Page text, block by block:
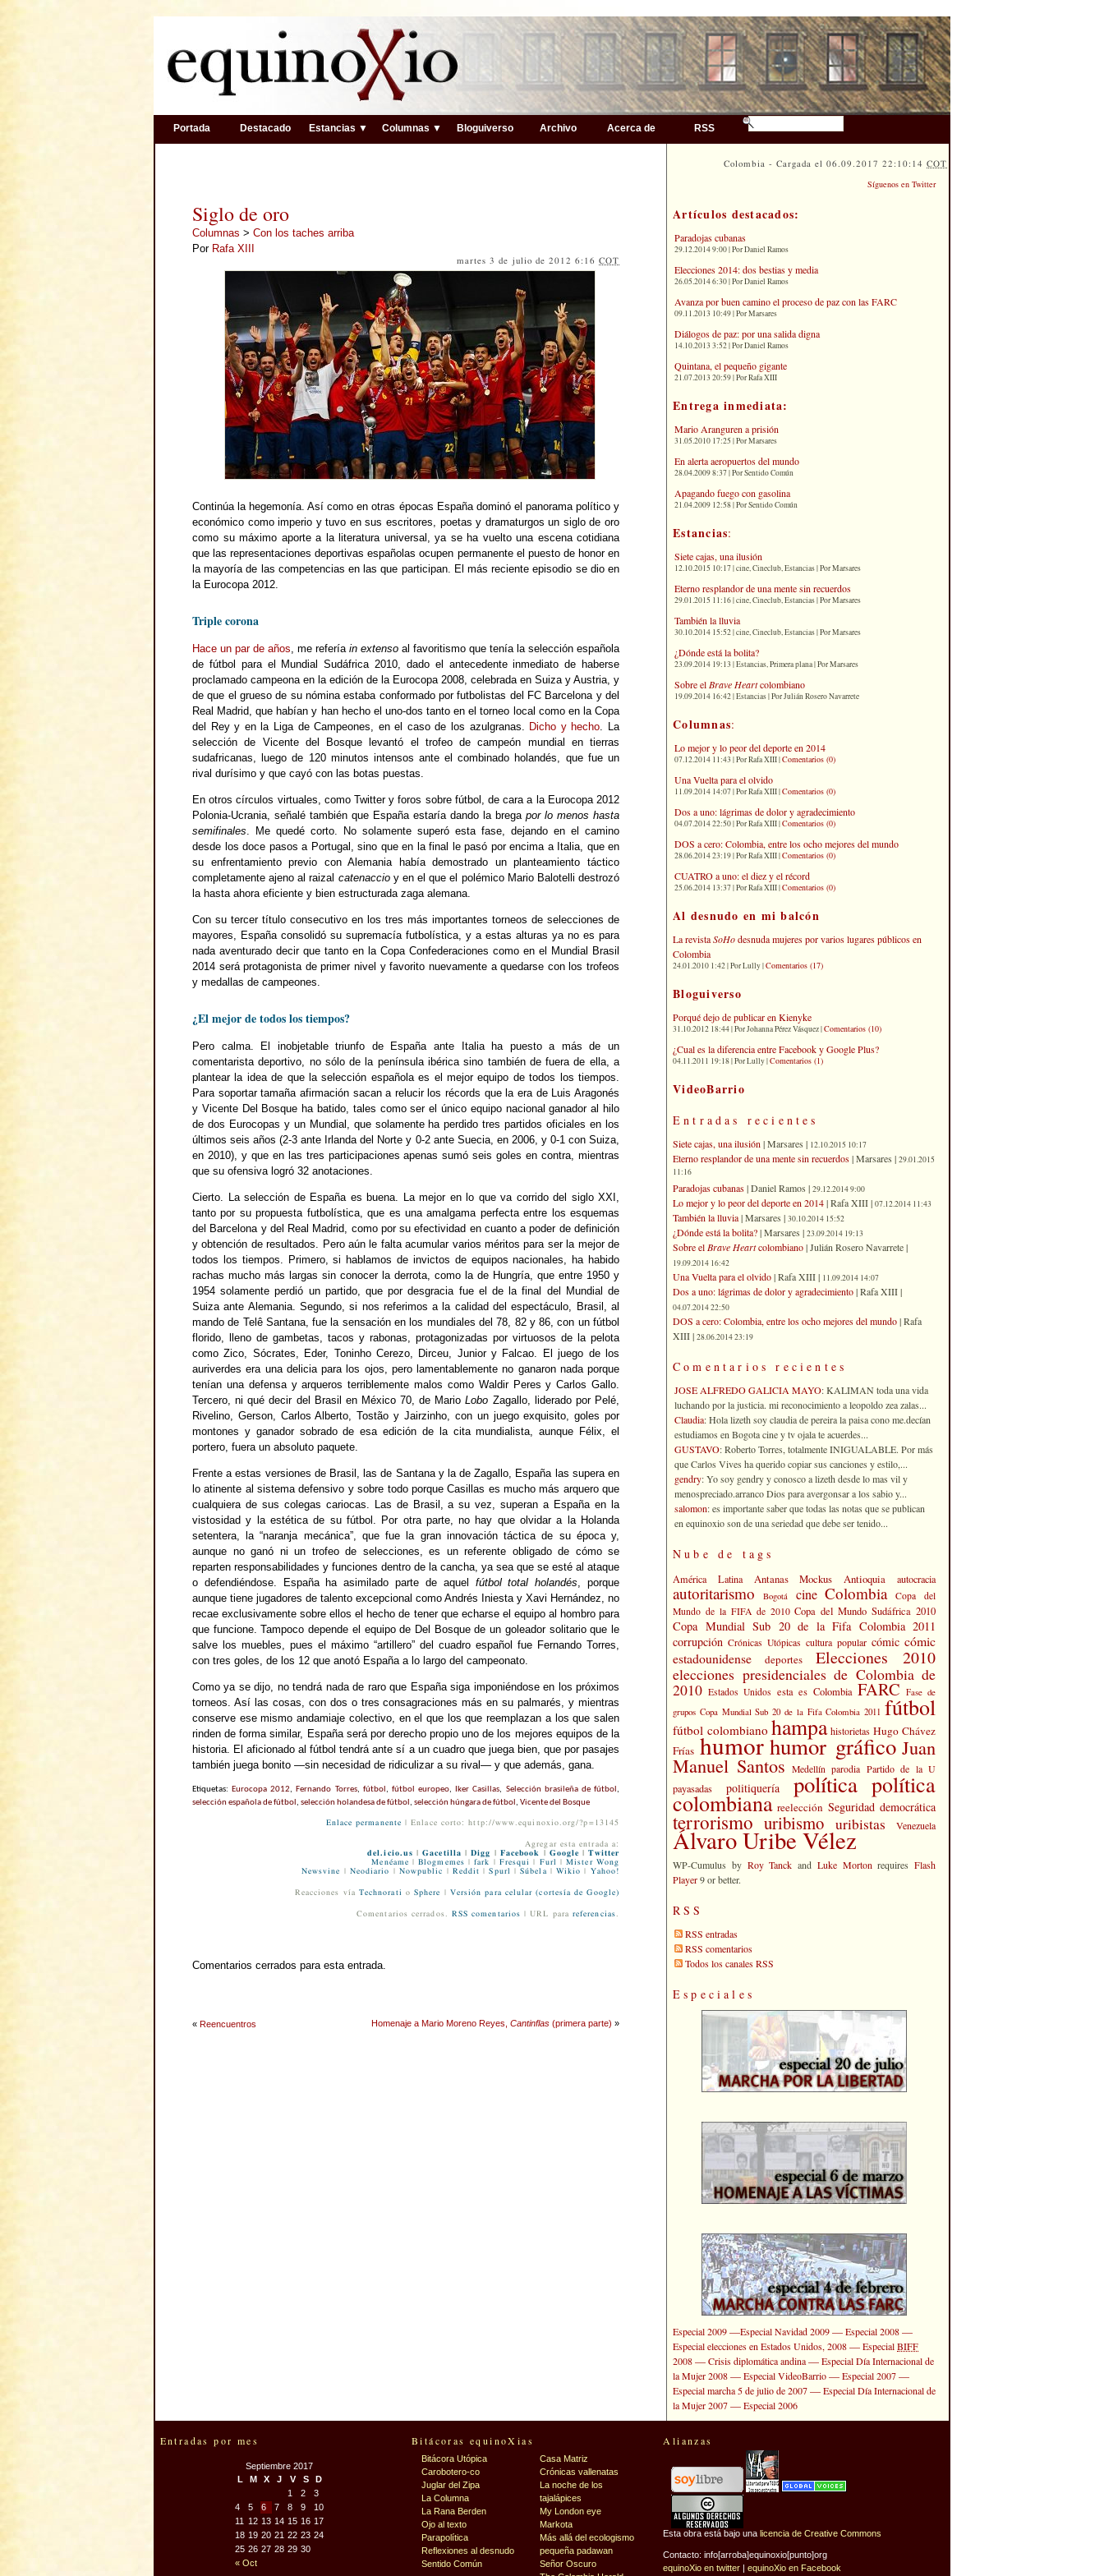
Portada Destacado Estancias ▼ Columnas ▼ Bloguiverso Archivo Acerca de RSS
Colombia - Cargada el 06.09.2017 22:10:14COT
Siglo de oro
Columnas > Con los taches arriba
Por Rafa XIII
martes 3 de julio de 2012 6:16COT
Continúa la hegemonía. Así como en otras épocas España dominó el panorama político y
económico como imperio y tuvo en sus escritores, poetas y dramaturgos un siglo de oro
como su máximo aporte a la literatura universal, ya se ha vuelto una escena cotidiana
que las representaciones deportivas españolas ocupen permanente el puesto de honor en
la mayoría de las competencias en las que participan. El más reciente episodio se dio en
la Eurocopa 2012.
Triple corona
Hace un par de años, me refería in extenso al favoritismo que tenía la selección española
de fútbol para el Mundial Sudáfrica 2010, dado el antecedente inmediato de haberse
proclamado campeona en la edición de la Eurocopa 2008, celebrada en Suiza y Austria, y
de que el grueso de su nómina estaba conformado por futbolistas del FC Barcelona y del
Real Madrid, que habían y han hecho el uno-dos tanto en el torneo local como en la Copa
del Rey y en la Liga de Campeones, en el caso de los azulgranas. Dicho y hecho. La
selección de Vicente del Bosque levantó el trofeo de campeón mundial en tierras
sudafricanas, luego de 120 minutos intensos ante el combinado holandés, que fue un
rival durísimo y que cayó con las botas puestas.
En otros círculos virtuales, como Twitter y foros sobre fútbol, de cara a la Eurocopa 2012
Polonia-Ucrania, señalé también que España estaría dando la brega por lo menos hasta
semifinales. Me quedé corto. No solamente superó esta fase, dejando en el camino
desde los doce pasos a Portugal, sino que en la final le pasó por encima a Italia, que en
su enfrentamiento previo con Alemania había demostrado un planteamiento táctico
completamente ajeno al raizal catenaccioy en el que el polémico Mario Balotelli destrozó
la hasta ahora eficiente y bien estructurada zaga alemana.
Con su tercer título consecutivo en los tres más importantes torneos de selecciones de
mayores, España consolidó su supremacía futbolística, y a estas alturas ya no es para
nada aventurado decir que tanto en la Copa Confederaciones como en el Mundial Brasil
2014 será protagonista de primer nivel y favorito nuevamente a quedarse con los trofeos
y medallas de campeones.
¿El mejor de todos los tiempos?
Pero calma. El inobjetable triunfo de España ante Italia ha puesto a más de un
comentarista deportivo, no sólo de la península ibérica sino también de fuera de ella, a
plantear la idea de que la selección española es el mejor equipo de todos los tiempos.
Para soportar tamaña afirmación sacan a relucir los récords que la era de Luis Aragonés
y Vicente Del Bosque ha batido, tales como ser el único equipo nacional ganador al hilo
de dos Eurocopas y un Mundial, que solamente ha perdido tres partidos oficiales en los
últimos seis años (2-3 ante Irlanda del Norte y 0-2 ante Suecia, en 2006, y 0-1 con Suiza,
en 2010), y que en las tres participaciones apenas sumó seis goles en contra, mientras
que su ofensiva logró 32 anotaciones.
Cierto. La selección de España es buena. La mejor en lo que va corrido del siglo XXI,
tanto por su propuesta futbolística, que es una amalgama perfecta entre los esquemas
del Barcelona y del Real Madrid, como por su efectividad en cuanto a poder de definición
y obtención de resultados. Pero aún le falta acumular varios méritos para ser la mejor de
todos los tiempos. Primero, si hablamos de invictos de equipos nacionales, ha habido
rachas mucho más largas sin conocer la derrota, como la de Hungría, que entre 1950 y
1954 solamente perdió un partido, que por desgracia fue el de la final del Mundial de
Suiza ante Alemania. Segundo, si nos referimos a la calidad del espectáculo, Brasil, al
mando de Telê Santana, fue la sensación en los mundiales del 78, 82 y 86, con un fútbol
florido, lleno de gambetas, tacos y rabonas, protagonizadas por virtuosos de la pelota
como Zico, Sócrates, Eder, Toninho Cerezo, Dirceu, Junior y Falcao. El juego de los
auriverdes era una delicia para los ojos, pero lamentablemente no ganaron nada porque
tenían una defensa y arqueros terriblemente malos como Waldir Peres y Carlos Gallo.
Tercero, ni qué decir del Brasil en México 70, de MarioLobo Zagallo, liderado por Pelé,
Rivelino, Gerson, Carlos Alberto, Tostão y Jairzinho, con un juego exquisito, goles por
montones y ganador sobrado de esa edición de la cita mundialista, aunque Félix, el
portero, fuera un absoluto paquete.
Frente a estas versiones de Brasil, las de Santana y la de Zagallo, España las supera en
lo atinente al sistema defensivo y sobre todo porque Casillas es mucho más arquero que
cualquiera de sus colegas cariocas. Las de Brasil, a su vez, superan a España en la
vistosidad y la estética de su fútbol. Por otra parte, no hay que olvidar a la Holanda
setentera, la “naranja mecánica”, que fue la gran innovación táctica de su época y,
aunque no ganó ni un trofeo de selecciones, es un referente obligado de cómo se
reparten responsabilidades y funciones dentro de la cancha, ya sea que se esté al ataque
o defendiéndose. España ha asimilado parte de aquel fútbol total holandés, porque
aunque tiene jugadores de talento excepcional como Andrés Iniesta y Xavi Hernández, no
recae exclusivamente sobre ellos el hecho de tener que echarse el equipo al hombro para
que funcione. Tampoco depende el equipo de Del Bosque de un goleador solitario que le
salve los muebles, pues el máximo “artillero” del cuadro español fue Fernando Torres,
con tres goles, de los 12 que anotó España a lo largo del campeonato.
Como ya se dijo, no tendrá nada de raro que España siga imponiéndose en los próximos
torneos. Así las cosas, con dos o tres consagraciones más en su palmarés, y mientras
conserve ese mismo andamiaje colectivo, en el que los que reemplazan a los que salen
rinden de forma similar, España será por derecho propio uno de los mejores equipos de la
historia. El aficionado al fútbol tendrá ante sí a un cuadro que juega bien, que por pasajes
también juega bonito —sin necesidad de ridiculizar a su rival— y que además, gana.
Etiquetas:Eurocopa 2012,Fernando Torres, fútbol, fútbol europeo,Iker Casillas, Selección brasileña de fútbol,
selección española de fútbol, selección holandesa de fútbol, selección húngara de fútbol, Vicente del Bosque
Enlace permanente | Enlace corto: http://www.equinoxio.org/?p=13145
Agregar esta entrada a:
del.icio.us |Gacetilla |Digg Facebook Google |Twitter
Menéame |Blogmemes |fark Fresqui Furl |Mister Wong
Newsvine
Neodiario Nowpublic Reddit |Spurl |Súbela| Wikio Yahoo!
Reacciones vía Technorati o Sphere Versión para celular (cortesía de Google)
Comentarios cerrados. RSS comentarios | URL parareferencias.
Comentarios cerrados para esta entrada.
« Reencuentros Homenaje a Mario Moreno Reyes, Cantinflas (primera parte) »
Síguenos en Twitter
Artículos destacados:
Paradojas cubanas
29.12.2014 9:00 | Por Daniel Ramos
Elecciones 2014: dos bestias y media
26.05.2014 6:30 | Por Daniel Ramos
Avanza por buen camino el proceso de paz con las FARC
09.11.2013 10:49 | Por Marsares
Diálogos de paz: por una salida digna
14.10.2013 3:52 | Por Daniel Ramos
Quintana, el pequeño gigante
21.07.2013 20:59 | Por Rafa XIII
Entrega inmediata:
Mario Aranguren a prisión
31.05.2010 17:25 | Por Marsares
En alerta aeropuertos del mundo
28.04.2009 8:37 | Por Sentido Común
Apagando fuego con gasolina
21.04.2009 12:58 | Por Sentido Común
Estancias:
Siete cajas, una ilusión
12.10.2015 10:17 | cine, Cineclub, Estancias | Por Marsares
Eterno resplandor de una mente sin recuerdos
29.01.2015 11:16 | cine, Cineclub, Estancias | Por Marsares
También la lluvia
30.10.2014 15:52 | cine, Cineclub, Estancias | Por Marsares
¿Dónde está la bolita?
23.09.2014 19:13 | Estancias, Primera plana | Por Marsares
Sobre el Brave Heartcolombiano
19.09.2014 16:42 | Estancias | Por Julián Rosero Navarrete
Columnas:
Lo mejor y lo peor del deporte en 2014
07.12.2014 11:43 | Por Rafa XIII |Comentarios (0)
Una Vuelta para el olvido
11.09.2014 14:07 | Por Rafa XIII |Comentarios (0)
Dos a uno: lágrimas de dolor y agradecimiento
04.07.2014 22:50 | Por Rafa XIII |Comentarios (0)
DOS a cero: Colombia, entre los ocho mejores del mundo
28.06.2014 23:19 | Por Rafa XIII |Comentarios (0)
CUATRO a uno: el diez y el récord
25.06.2014 13:37 | Por Rafa XIII |Comentarios (0)
Al desnudo en mi balcón
La revistaSoHodesnuda mujeres por varios lugares públicos en
Colombia
24.01.2010 1:42 | Por Lully |Comentarios (17)
Bloguiverso
Porqué dejo de publicar en Kienyke
31.10.2012 18:44 | Por Johanna Pérez Vásquez |Comentarios (10)
¿Cual es la diferencia entre Facebook y Google Plus?
04.11.2011 19:18 | Por Lully |Comentarios (1)
VideoBarrio
Entradas recientes
Siete cajas, una ilusión | Marsares | 12.10.2015 10:17
Eterno resplandor de una mente sin recuerdos| Marsares | 29.01.2015
11:16
Paradojas cubanas| Daniel Ramos | 29.12.2014 9:00
Lo mejor y lo peor del deporte en 2014| Rafa XIII | 07.12.2014 11:43
También la lluvia| Marsares | 30.10.2014 15:52
¿Dónde está la bolita?| Marsares | 23.09.2014 19:13
Sobre el Brave Heartcolombiano| Julián Rosero Navarrete |
19.09.2014 16:42
Una Vuelta para el olvido| Rafa XIII | 11.09.2014 14:07
Dos a uno: lágrimas de dolor y agradecimiento| Rafa XIII |
04.07.2014 22:50
DOS a cero: Colombia, entre los ocho mejores del mundo| Rafa
XIII | 28.06.2014 23:19
Comentarios recientes
JOSE ALFREDO GALICIA MAYO: KALIMAN toda una vida
luchando por la justicia. mi reconocimiento a leopoldo zea zalas...
Claudia: Hola lizeth soy claudia de pereira la paisa cono me.decían
estudiamos en Bogota cine y tv ojala te acuerdes...
GUSTAVO: Roberto Torres, totalmente INIGUALABLE. Por más
que Carlos Vives ha querido copiar sus canciones y estilo,...
gendry: Yo soy gendry y conosco a lizeth desde lo mas vil y
menospreciado.arranco Dios para avergonsar a los sabio y...
salomon: es importante saber que todas las notas que se publican
en equinoxio son de una seriedad que debe ser tenido...
Nube de tags
América Latina Antanas Mockus Antioquia autocracia
autoritarismo Bogotá cine Colombia
Copa del
Mundo de la FIFA de 2010 Copa del Mundo Sudáfrica 2010
Copa Mundial Sub 20 de la Fifa Colombia 2011
corrupción Crónicas Utópicas cultura popular cómic cómic
estadounidense
deportes Elecciones 2010
elecciones presidenciales de Colombia de
2010 Estados Unidos esta es Colombia FARC Fase de
grupos Copa Mundial Sub 20 de la Fifa Colombia 2011 fútbol
fútbol colombiano hampa historietas Hugo Chávez
Frías humorhumor gráfico Juan
Manuel Santos Medellín parodia Partido de la U
payasadas
politiquería política política
colombiana reelección Seguridad democrática
terrorismo uribismo uribistas Venezuela
Álvaro Uribe Vélez
WP-Cumulus by Roy Tanck and Luke Morton requires Flash
Player9 or better.
RSS
RSS entradas
RSS comentarios
Todos los canales RSS
Especiales
Especial 2009—Especial Navidad 2009—Especial 2008—
Especial elecciones en Estados Unidos, 2008—EspecialBIFF
2008—Crisis diplomática andina—Especial Día Internacional de
la Mujer 2008—Especial VideoBarrio—Especial 2007—
Especial marcha 5 de julio de 2007—Especial Día Internacional de
la Mujer 2007—Especial 2006
Entradas por mes
Septiembre 2017
L
M X J V S D
« Oct
1 2
3
4
5 6 7 8 9
10
11
12 13 14 15 16 17
18 19 20 21 22 23 24
25 26 27 28 29 30
Bitácoras equinoXias
Bitácora Utópica
Carobotero-co
Juglar del Zipa
La Columna
La Rana Berden
Ojo al texto
Parapolítica
Reflexiones al desnudo
Sentido Común
Casa Matriz
Crónicas vallenatas
La noche de los
tajalápices
My London eye
Markota
Más allá del ecologismo
pequeña padawan
Señor Oscuro
Alianzas
Esta obra está bajo una licencia de Creative Commons
Contacto: info[arroba]equinoxio[punto]org
equinoXio en twitter |equinoXio en Facebook